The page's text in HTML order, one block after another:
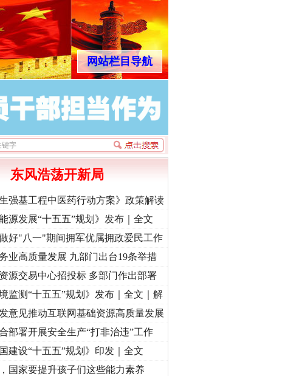
网站栏目导航
红船起航处 潮起..·[视频]一首歌的时间，读懂乐至的“诗与远方”
东风浩荡开新局
生强基工程中医药行动方案》政策解读
源发展“十五五”规划》发布｜全文
好"八一"期间拥军优属拥政爱民工作
业高质量发展 九部门出台19条举措
源交易中心招投标 多部门作出部署
境监测“十五五”规划》发布｜全文｜解
意见推动互联网基础资源高质量发展
部署开展安全生产“打非治违”工作
建设“十五五”规划》印发｜全文
国家要提升孩子们这些能力素养